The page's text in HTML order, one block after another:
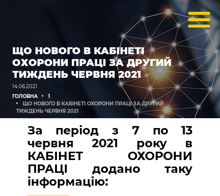
ЩО НОВОГО В КАБІНЕТІ
ОХОРОНИ ПРАЦІ ЗА ДРУГИЙ
ТИЖДЕНЬ ЧЕРВНЯ 2021
14.06.2021
ГОЛОВНА
1
ЩО НОВОГО В КАБІНЕТІ ОХОРОНИ ПРАЦІ ЗА ДРУГИЙ
ТИЖДЕНЬ ЧЕРВНЯ 2021
За період з 7 по 13
червня 2021 року в
КАБІНЕТ ОХОРОНИ
ПРАЦІ додано таку
інформацію: